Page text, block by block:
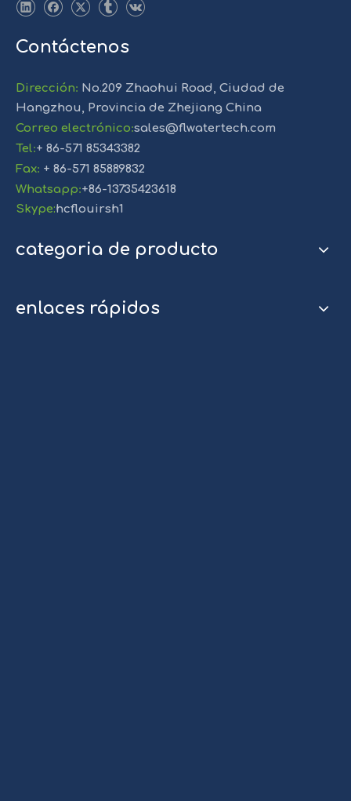
Contáctenos
Dirección: No.209 Zhaohui Road, Ciudad de
Hangzhou, Provincia de Zhejiang China
Correo electrónico:sales@flwatertech.com
Tel:+ 86-571 85343382
Fax: + 86-571 85889832
Whatsapp:+86-13735423618
Skype:hcflouirsh1
categoria de producto
enlaces rápidos